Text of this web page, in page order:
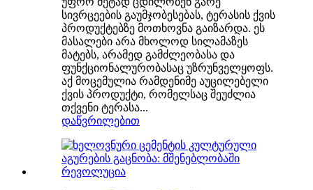
სივრცეების გაუმჯობესებას, ტერასის ქვის
პროდუქტებზე მოთხოვნა გაიზარდა. ეს
მასალები არა მხოლოდ სილამაზეს
მატებს, არამედ გამძლეობასა და
ფუნქციონალურობასაც უზრუნველყოფს.
აქ მოცემულია რამდენიმე აუცილებელი
ქვის პროდუქტი, რომელსაც შეუძლია
თქვენი ტერასა...
დაწვრილებით